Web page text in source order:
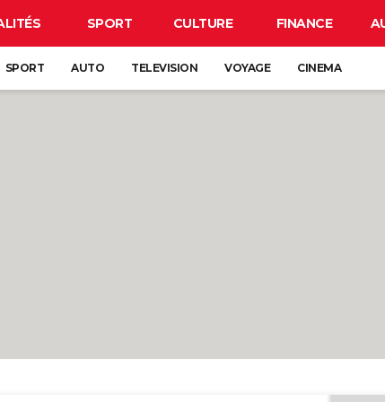
SPORT CULTURE FINANCE
SPORT AUTO TELEVISION VOYAGE CINEMA